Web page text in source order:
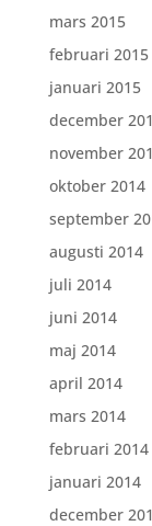
mars 2015
februari 2015
januari 2015
december
november
oktober 2014
september
augusti 2014
juli 2014
juni 2014
maj 2014
april 2014
mars 2014
februari 2014
januari 2014
december